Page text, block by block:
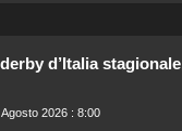
d’Italia
2026 : 8:00